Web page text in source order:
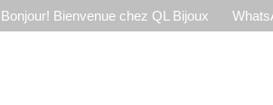
Bonjour! Bienvenue chez QL Bijoux